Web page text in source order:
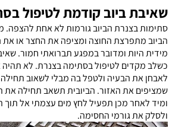
ביוב קודמת לטיפול
בצנרת הביוב גורמות לא אחת להצפה.
מתפרצת החוצה ומציפה את החצר או את
היות ומדובר במפגע תברואתי חמור.
מקדים לטיפול בסתימה בצנרת. לא
את הבעיה ולטפל בה מבלי לשאוב
את האזור. הביובית תשאב תחילה את
לאחר מכן תפעיל לחץ מים עצמתי אל תוך
את גורמי החסימה.